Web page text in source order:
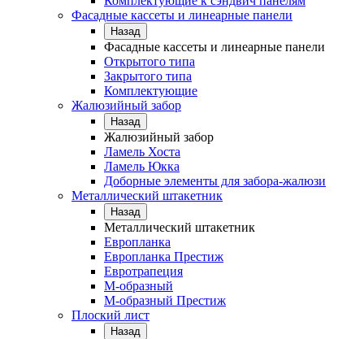
Фасадные кассеты и линеарные панели
Назад
Фасадные кассеты и линеарные панели
Открытого типа
Закрытого типа
Комплектующие
Жалюзийный забор
Назад
Жалюзийный забор
Ламель Хоста
Ламель Юкка
Доборные элементы для забора-жалюзи
Металлический штакетник
Назад
Металлический штакетник
Европланка
Европланка Престиж
Евротрапеция
М-образный
М-образный Престиж
Плоский лист
Назад